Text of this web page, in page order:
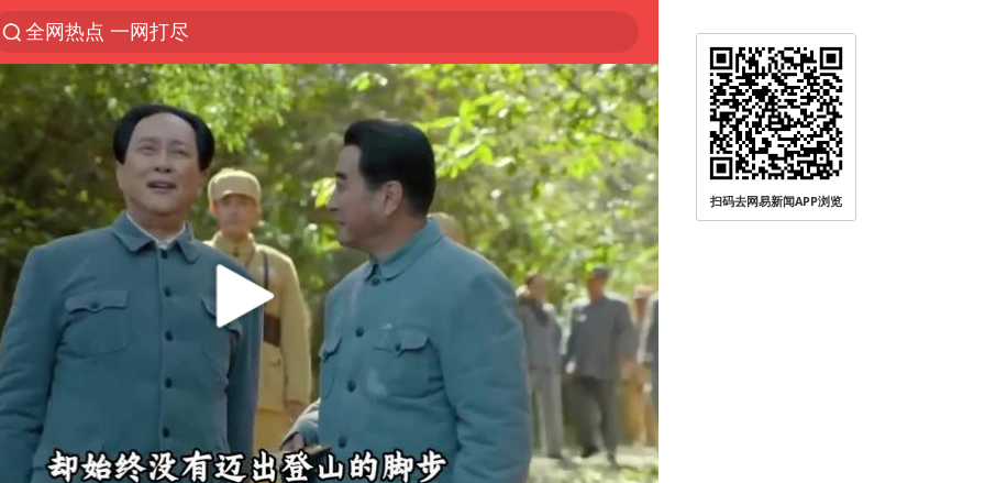
全网热点 一网打尽
扫码去网易新闻APP浏览